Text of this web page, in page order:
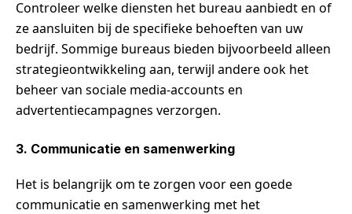
Controleer welke diensten het bureau aanbiedt en of
ze aansluiten bij de specifieke behoeften van uw
bedrijf. Sommige bureaus bieden bijvoorbeeld alleen
strategieontwikkeling aan, terwijl andere ook het
beheer van sociale media-accounts en
advertentiecampagnes verzorgen.
3. Communicatie en samenwerking
Het is belangrijk om te zorgen voor een goede
communicatie en samenwerking met het